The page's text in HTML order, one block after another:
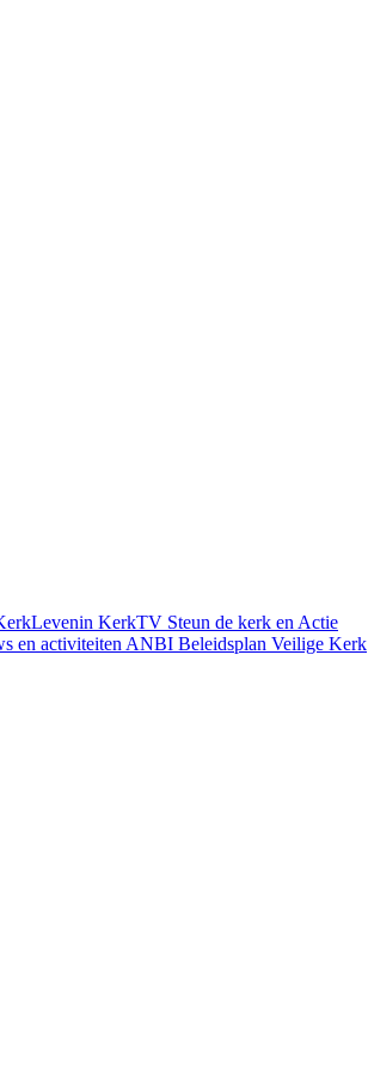
KerkTV Steun de kerk en Actie
en activiteiten ANBI Beleidsplan Veilige Kerk